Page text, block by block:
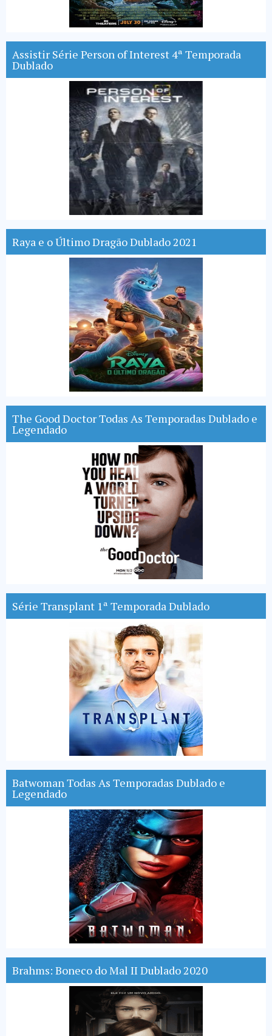
Assistir Série Person of Interest 4ª Temporada
Dublado
Raya e o Último Dragão Dublado 2021
The Good Doctor Todas As Temporadas Dublado e
Legendado
Série Transplant 1ª Temporada Dublado
Batwoman Todas As Temporadas Dublado e
Legendado
Brahms: Boneco do Mal II Dublado 2020